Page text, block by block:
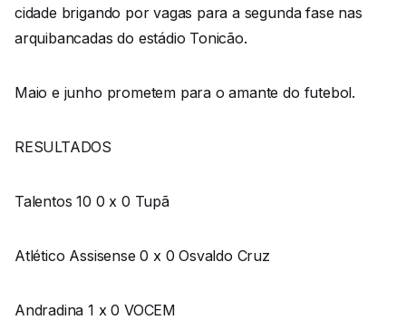
cidade brigando por vagas para a segunda fase nas
arquibancadas do estádio Tonicão.
Maio e junho prometem para o amante do futebol.
RESULTADOS
Talentos 10 0 x 0 Tupã
Atlético Assisense 0 x 0 Osvaldo Cruz
Andradina 1 x 0 VOCEM